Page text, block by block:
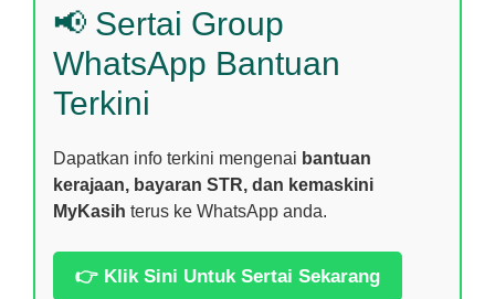
📢 Sertai Group
WhatsApp Bantuan
Terkini
Dapatkan info terkini mengenai bantuan
kerajaan, bayaran STR, dan kemaskini
MyKasih terus ke WhatsApp anda.
👉 Klik Sini Untuk Sertai Sekarang